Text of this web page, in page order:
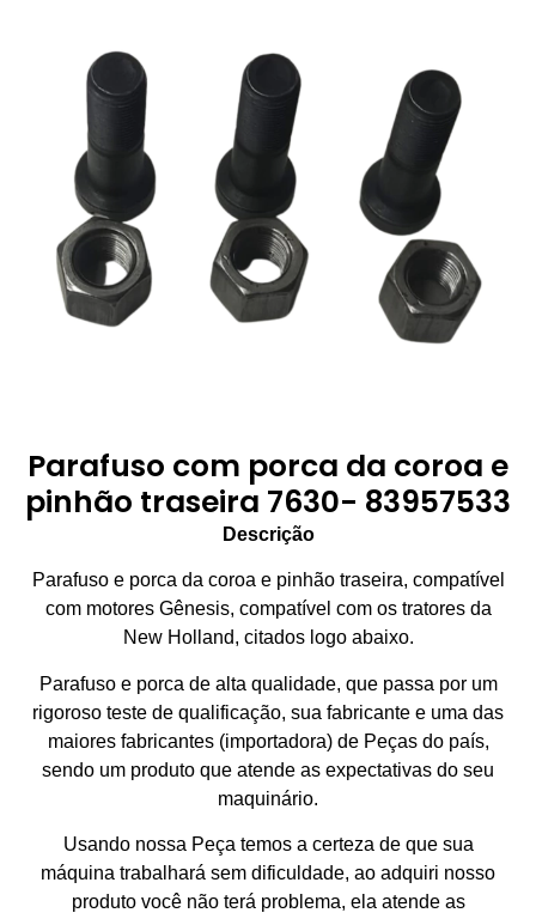
Parafuso com porca da coroa e
pinhão traseira 7630- 83957533
Descrição
Parafuso e porca da coroa e pinhão traseira, compatível
com motores Gênesis, compatível com os tratores da
New Holland, citados logo abaixo.
Parafuso e porca de alta qualidade, que passa por um
rigoroso teste de qualificação, sua fabricante e uma das
maiores fabricantes (importadora) de Peças do país,
sendo um produto que atende as expectativas do seu
maquinário.
Usando nossa Peça temos a certeza de que sua
máquina trabalhará sem dificuldade, ao adquiri nosso
produto você não terá problema, ela atende as